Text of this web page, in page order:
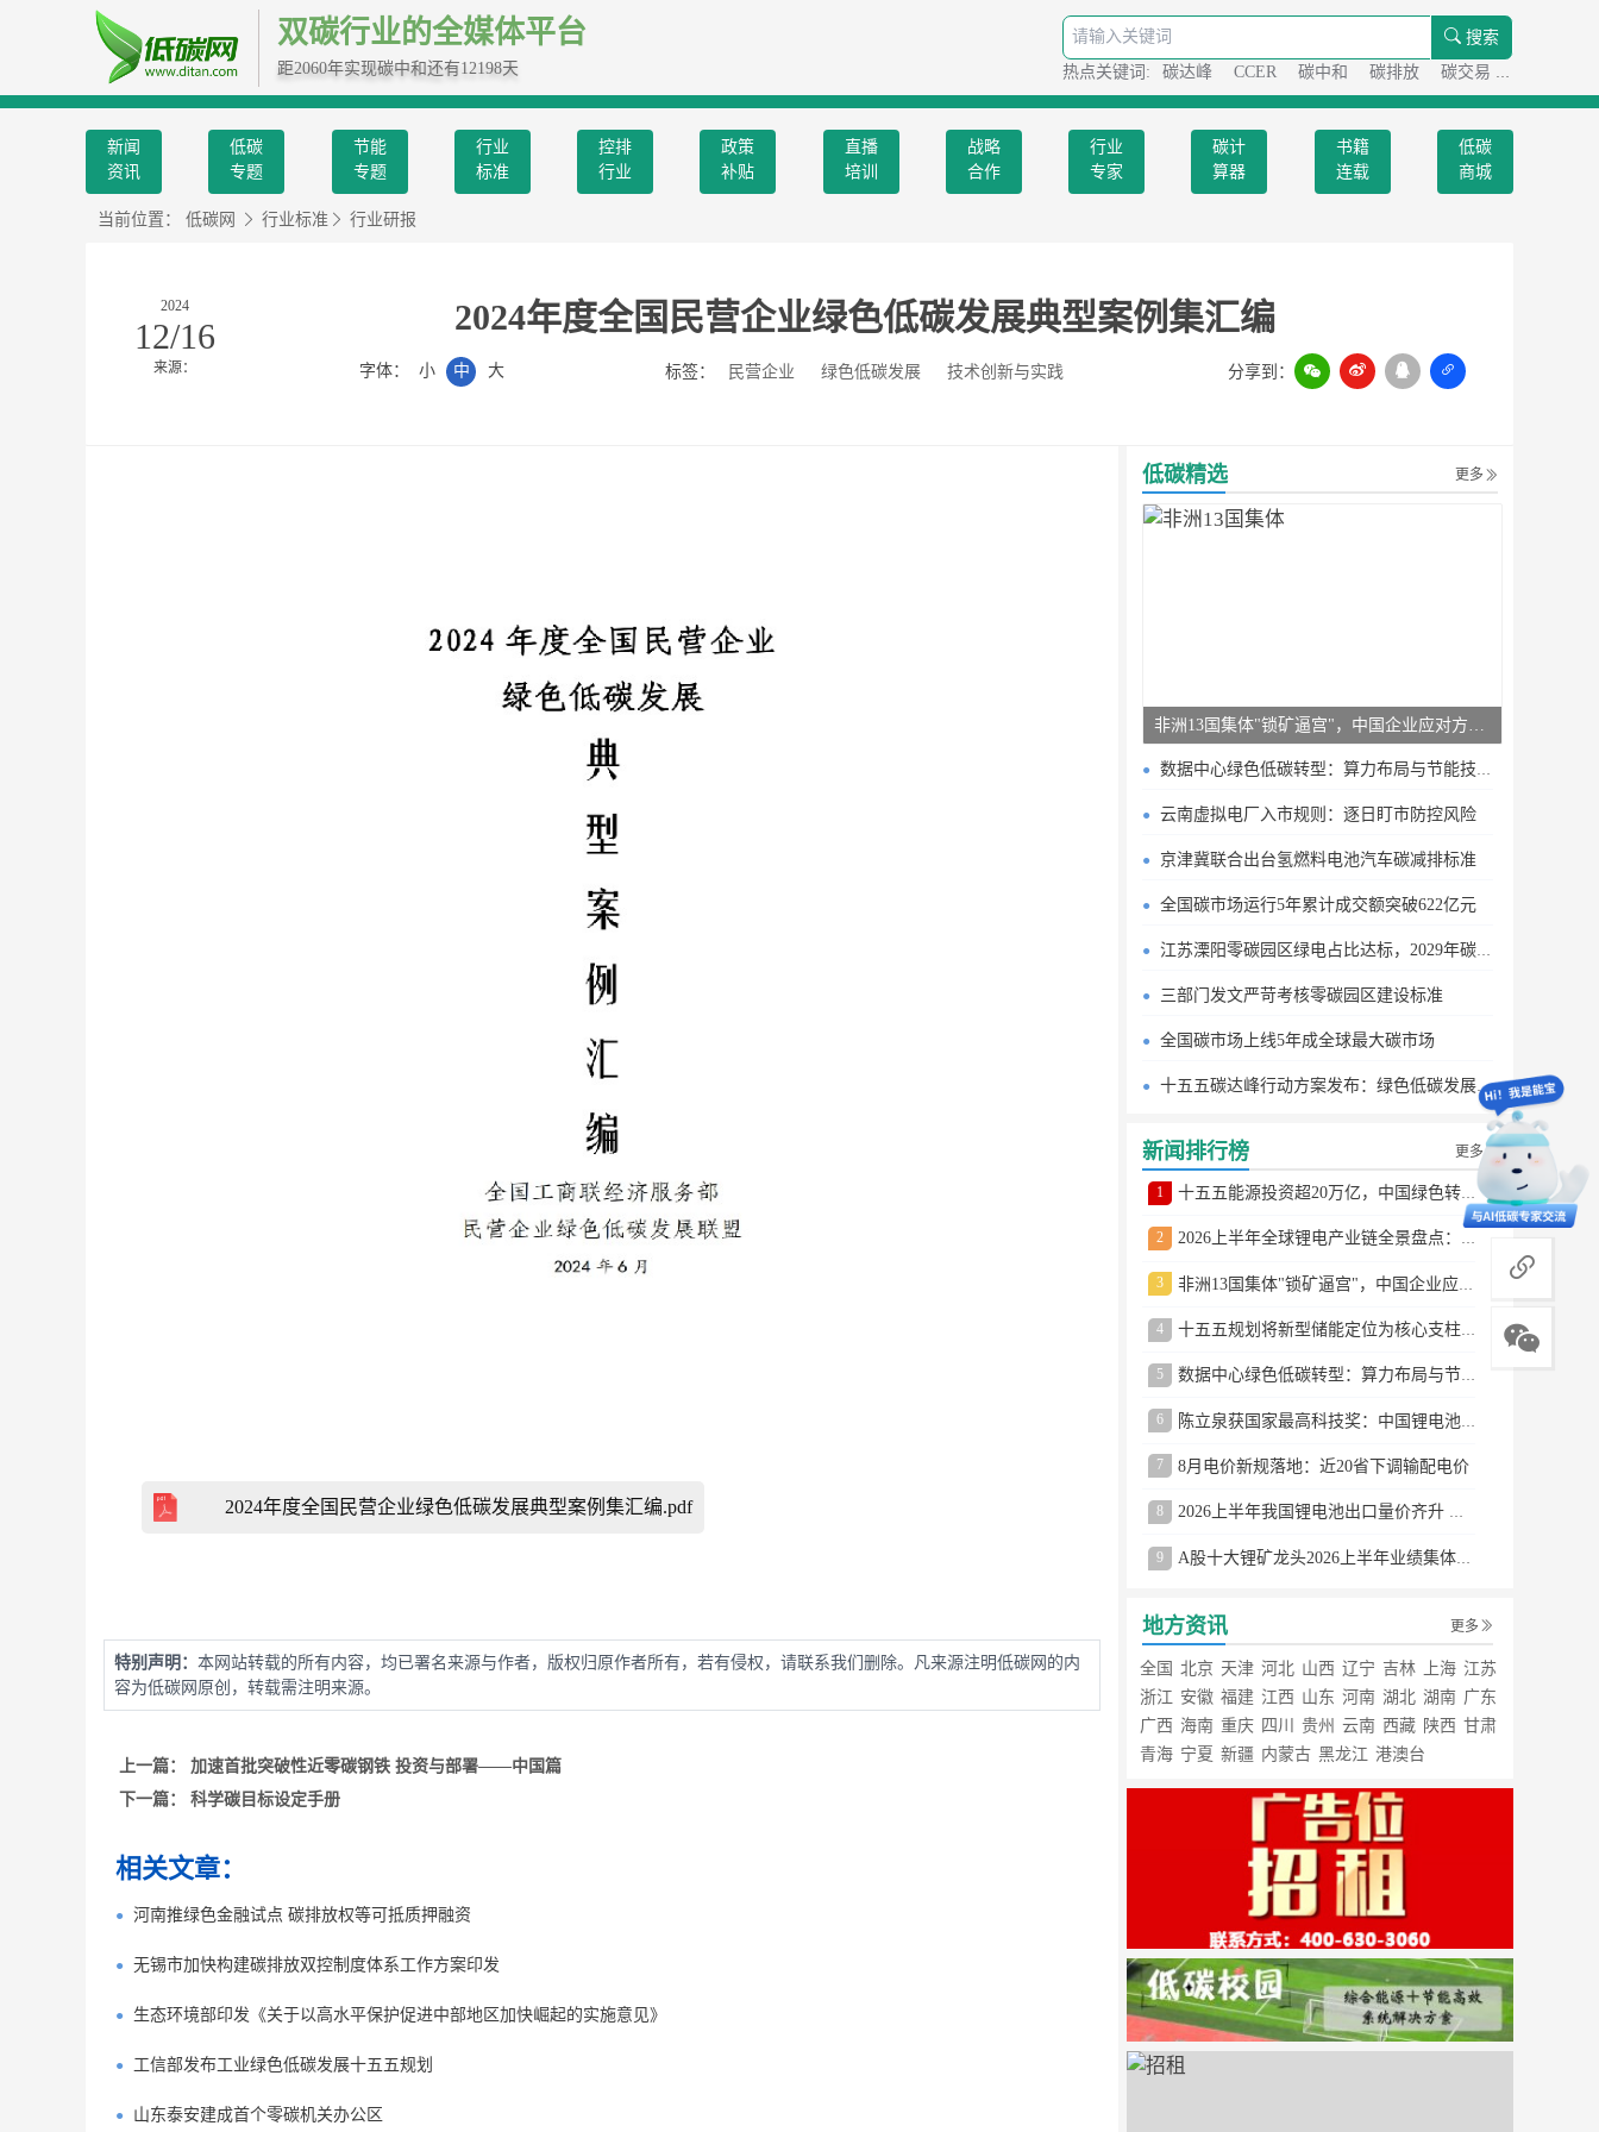
双碳行业的全媒体平台
距2060年实现碳中和还有12198天
搜索
热点关键词:
碳达峰 CCER 碳中和 碳排放 碳交易
新闻
资讯
低碳
专题
节能
专题
行业
标准
控排
行业
政策
补贴
直播
培训
战略
合作
行业
专家
碳计
算器
书籍
连载
低碳
商城
当前位置： 低碳网 行业标准 行业研报
2024
12/16
来源：
2024年度全国民营企业绿色低碳发展典型案例集汇编
字体： 小 中 大 标签： 民营企业 绿色低碳发展 技术创新与实践 分享到：
2024年度全国民营企业绿色低碳发展典型案例集汇编.pdf
特别声明： 本网站转载的所有内容，均已署名来源与作者，版权归原作者所有，若有侵权，请联系我们删除。凡来源注明低碳网的内
容为低碳网原创，转载需注明来源。
上一篇： 加速首批突破性近零碳钢铁 投资与部署——中国篇
下一篇： 科学碳目标设定手册
相关文章：
河南推绿色金融试点 碳排放权等可抵质押融资
无锡市加快构建碳排放双控制度体系工作方案印发
生态环境部印发《关于以高水平保护促进中部地区加快崛起的实施意见》
工信部发布工业绿色低碳发展十五五规划
山东泰安建成首个零碳机关办公区
低碳精选 更多
非洲13国集体"锁矿逼宫"，中国企业应对方案曝光
数据中心绿色低碳转型：算力布局与节能技术突破
云南虚拟电厂入市规则：逐日盯市防控风险
京津冀联合出台氢燃料电池汽车碳减排标准
全国碳市场运行5年累计成交额突破622亿元
江苏溧阳零碳园区绿电占比达标，2029年碳排目标明确
三部门发文严苛考核零碳园区建设标准
全国碳市场上线5年成全球最大碳市场
十五五碳达峰行动方案发布：绿色低碳发展路线图
新闻排行榜 更多
1 十五五能源投资超20万亿，中国绿色转型提速
2 2026上半年全球锂电产业链全景盘点：储能爆发、整车出口高增、材料供需分化
3
4 十五五规划将新型储能定位为核心支柱产业
5 数据中心绿色低碳转型：算力布局与节能技术突破
6
7 8月电价新规落地：近20省下调输配电价
8 2026上半年我国锂电池出口量价齐升 德国成最大市场
9 A股十大锂矿龙头2026上半年业绩集体大涨
地方资讯 更多
全国 北京 天津 河北 山西 辽宁 吉林 上海 江苏
浙江 安徽 福建 江西 山东 河南 湖北 湖南 广东
广西 海南 重庆 四川 贵州 云南 西藏 陕西 甘肃
青海 宁夏 新疆 内蒙古 黑龙江 港澳台